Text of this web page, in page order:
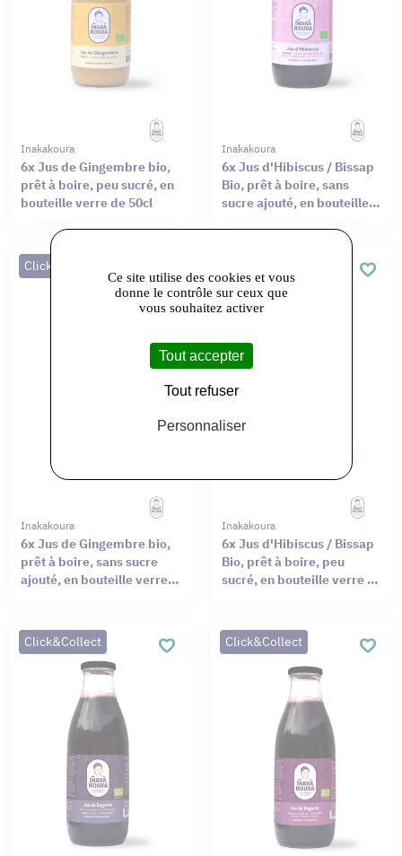
Inakakoura
6x Jus de Gingembre bio,
prêt à boire, peu sucré, en
bouteille verre de 50cl
Inakakoura
6x Jus d'Hibiscus / Bissap
Bio, prêt à boire, sans
sucre ajouté, en bouteille
Click&Collect
Inakakoura
6x Jus de Gingembre bio,
prêt à boire, sans sucre
ajouté, en bouteille verre
Inakakoura
6x Jus d'Hibiscus / Bissap
Bio, prêt à boire, peu
sucré, en bouteille verre de
Click&Collect Click&Collect
Ce site utilise des cookies et vous
donne le contrôle sur ceux que
vous souhaitez activer
Tout accepter
Tout refuser
Personnaliser